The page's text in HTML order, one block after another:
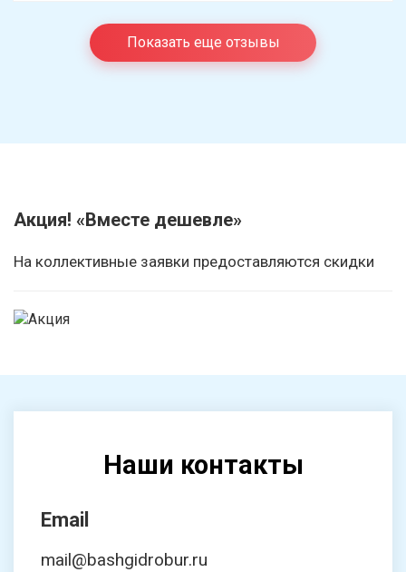
Показать еще отзывы
Акция! «Вместе дешевле»
На коллективные заявки предоставляются скидки
Наши контакты
Email
mail@bashgidrobur.ru